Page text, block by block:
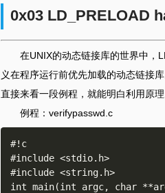
0x03 LD_PRELOAD
在UNIX的动态链接库的世界中，
义在程序运行前优先加载的动态链接
直接来看一段例程，就能明白利用原理
例程：verifypasswd.c
#!c
#include <stdio.h>
#include <string.h>
int main(int argc, char